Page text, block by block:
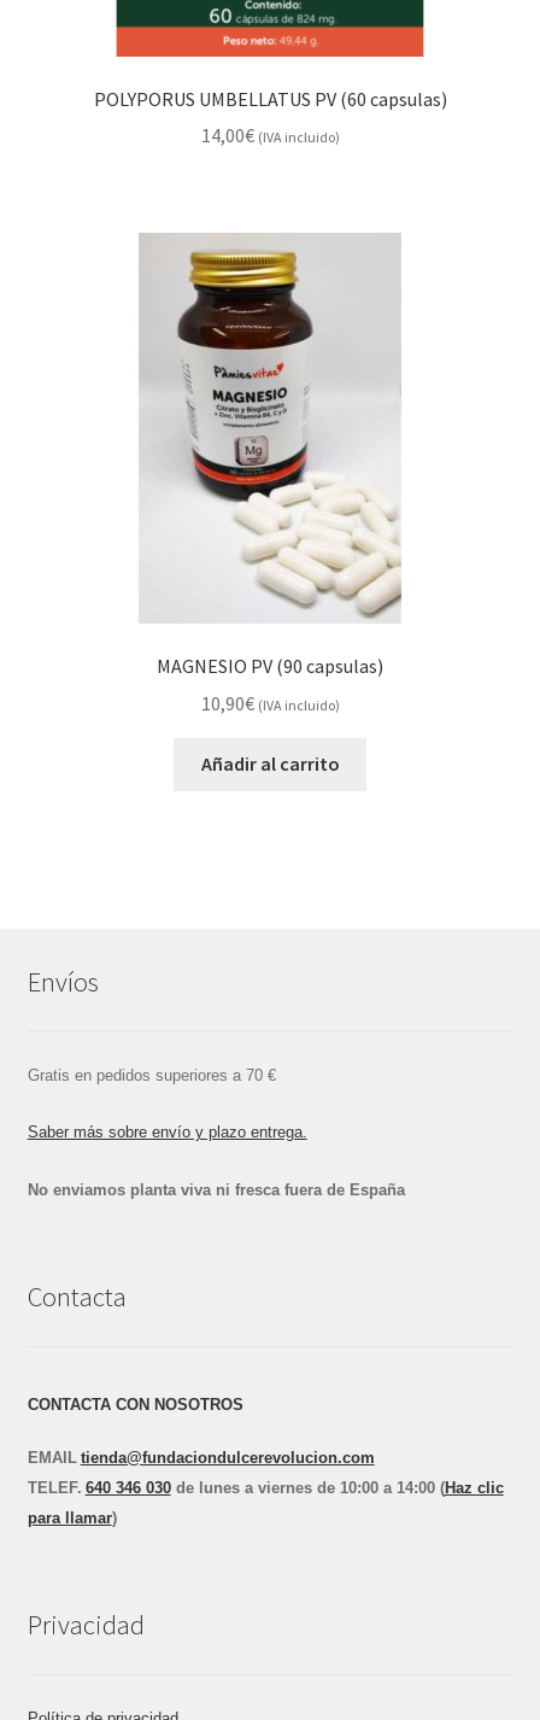
POLYPORUS UMBELLATUS PV (60 capsulas)
14,00€ (IVA incluido)
MAGNESIO PV (90 capsulas)
10,90€ (IVA incluido)
Añadir al carrito
Envíos
Gratis en pedidos superiores a 70 €
Saber más sobre envío y plazo entrega.
No enviamos planta viva ni fresca fuera de España
Contacta
CONTACTA CON NOSOTROS
EMAIL tienda@fundaciondulcerevolucion.com
TELEF. 640 346 030de lunes a viernes de 10:00 a 14:00 (Haz clic
para llamar)
Privacidad